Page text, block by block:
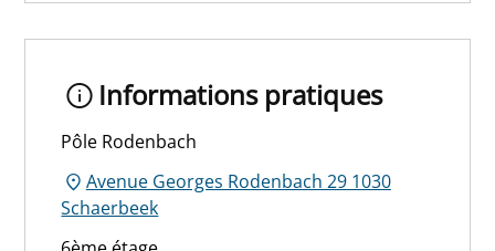
Informations pratiques
Pôle Rodenbach
Avenue Georges Rodenbach 29 1030
Schaerbeek